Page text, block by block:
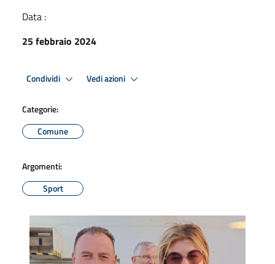
Data :
25 febbraio 2024
Condividi Vedi azioni
Categorie:
Comune
Argomenti:
Sport